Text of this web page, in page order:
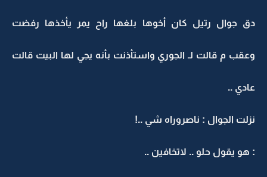
دق جوال رتيل كان أخوها بلغها راح يمر يأخذها رفضت
وعقب م قالت لـ الجوري واستأذنت بأنه يجي لها البيت قالت
عادي ..
نزلت الجوال : ناصروراه شي ..!
: هو يقول حلو .. لاتخافين ..